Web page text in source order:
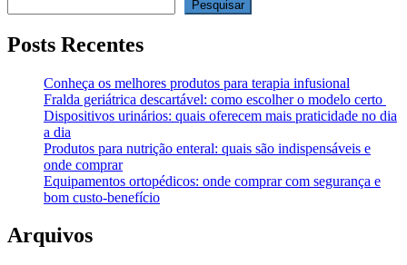
Pesquisar
Posts Recentes
Conheça os melhores produtos para terapia infusional
Fralda geriátrica descartável: como escolher o modelo certo
Dispositivos urinários: quais oferecem mais praticidade no dia
a dia
Produtos para nutrição enteral: quais são indispensáveis e
onde comprar
Equipamentos ortopédicos: onde comprar com segurança e
bom custo-benefício
Arquivos